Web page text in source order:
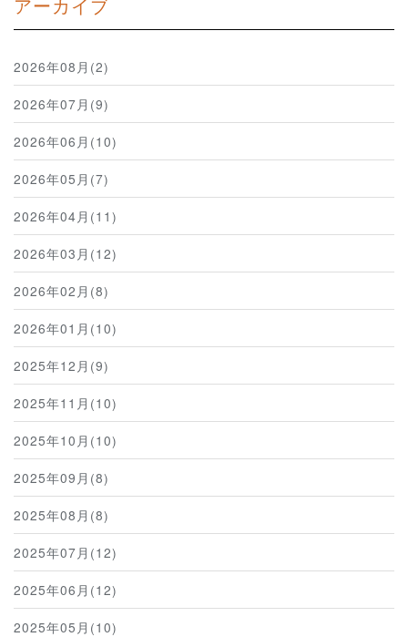
2026年08月(2)
2026年07月(9)
2026年06月(10)
2026年05月(7)
2026年04月(11)
2026年03月(12)
2026年02月(8)
2026年01月(10)
2025年12月(9)
2025年11月(10)
2025年10月(10)
2025年09月(8)
2025年08月(8)
2025年07月(12)
2025年06月(12)
2025年05月(10)